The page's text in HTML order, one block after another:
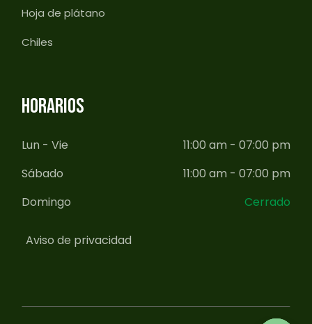
Hoja de plátano
Chiles
HORARIOS
Lun - Vie
11:00 am - 07:00 pm
Sábado
11:00 am - 07:00 pm
Domingo
Cerrado
Aviso de privacidad